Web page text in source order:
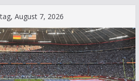
August 7, 2026